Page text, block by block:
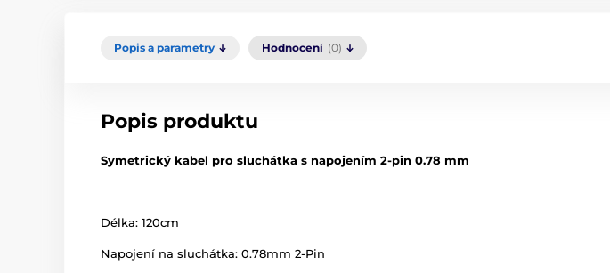
Popis a parametry Hodnocení (0)
Popis produktu
Symetrický kabel pro sluchátka s napojením 2-pin 0.78 mm
Délka: 120cm
Napojení na sluchátka: 0.78mm 2-Pin